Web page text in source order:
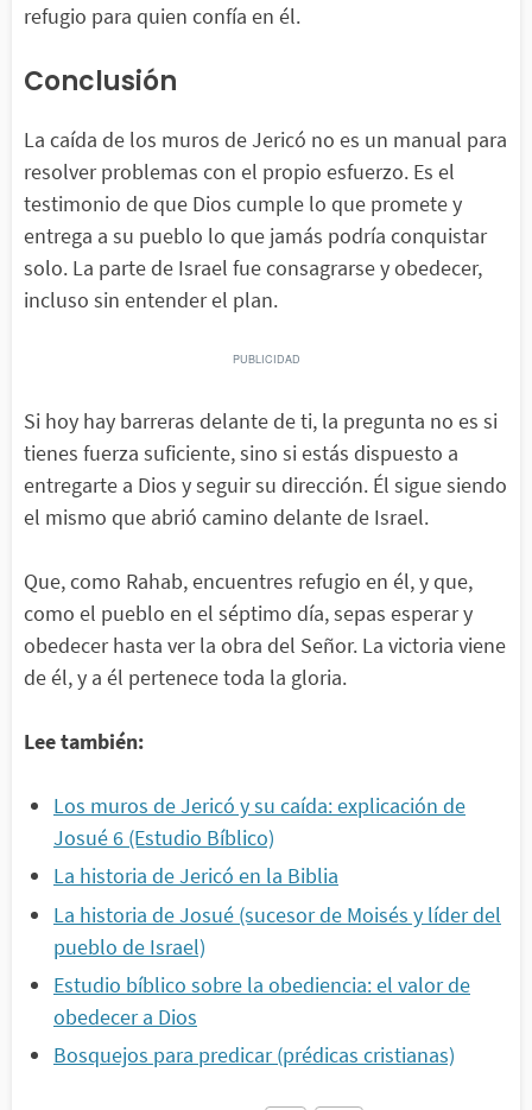
refugio para quien confía en él.
Conclusión
La caída de los muros de Jericó no es un manual para
resolver problemas con el propio esfuerzo. Es el
testimonio de que Dios cumple lo que promete y
entrega a su pueblo lo que jamás podría conquistar
solo. La parte de Israel fue consagrarse y obedecer,
incluso sin entender el plan.
Si hoy hay barreras delante de ti, la pregunta no es si
tienes fuerza suficiente, sino si estás dispuesto a
entregarte a Dios y seguir su dirección. Él sigue siendo
el mismo que abrió camino delante de Israel.
Que, como Rahab, encuentres refugio en él, y que,
como el pueblo en el séptimo día, sepas esperar y
obedecer hasta ver la obra del Señor. La victoria viene
de él, y a él pertenece toda la gloria.
Lee también:
Los muros de Jericó y su caída: explicación de
Josué 6 (Estudio Bíblico)
La historia de Jericó en la Biblia
La historia de Josué (sucesor de Moisés y líder del
pueblo de Israel)
Estudio bíblico sobre la obediencia: el valor de
obedecer a Dios
Bosquejos para predicar (prédicas cristianas)